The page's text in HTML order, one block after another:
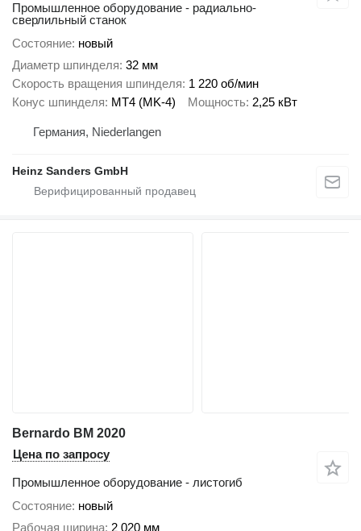
Промышленное оборудование - радиально-
сверлильный станок
Состояние новый
Диаметр шпинделя 32 мм
Скорость вращения шпинделя 1 220 об/мин
Конус шпинделя MT4 (MK-4) Мощность 2,25 кВт
Германия, Niederlangen
Heinz Sanders GmbH
Bernardo BM 2020
Цена по запросу
Промышленное оборудование - листогиб
Состояние новый
Рабочая ширина 2 020 мм